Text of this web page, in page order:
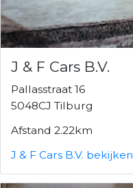
J & F Cars B.V.
Pallasstraat 16
5048CJ Tilburg
Afstand 2.22km
J & F Cars B.V. bekijken